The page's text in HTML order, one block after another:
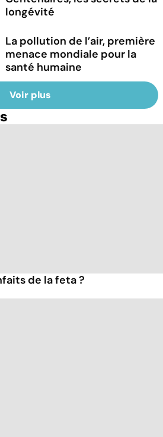
longévité
La pollution de l’air, première
menace mondiale pour la
santé humaine
Voir plus
de la feta ?